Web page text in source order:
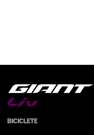
Biciclete